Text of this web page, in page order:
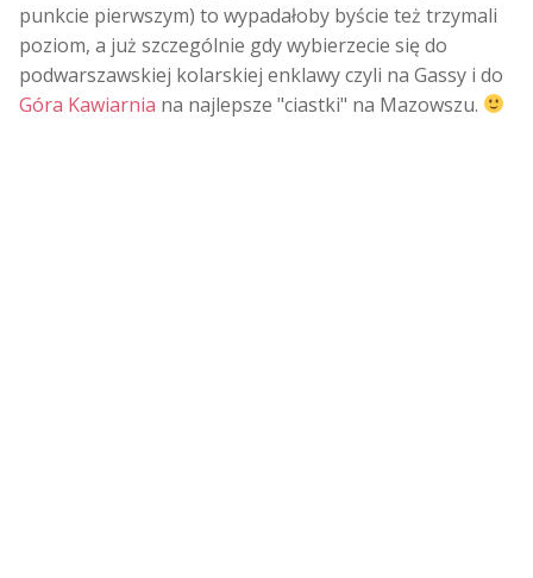
punkcie pierwszym) to wypadałoby byście też trzymali
poziom, a już szczególnie gdy wybierzecie się do
podwarszawskiej kolarskiej enklawy czyli na Gassy i do
Góra Kawiarnia na najlepsze "ciastki" na Mazowszu.